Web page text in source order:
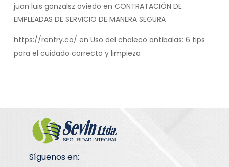
juan luis gonzalsz oviedo en CONTRATACIÓN DE
EMPLEADAS DE SERVICIO DE MANERA SEGURA
https://rentry.co/ en Uso del chaleco antibalas: 6 tips
para el cuidado correcto y limpieza
Síguenos en: